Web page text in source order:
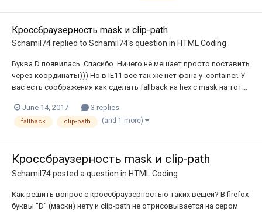
Кроссбраузерность mask и clip-path
Schamil74replied to Schamil74's question in HTML Coding
Буква D появилась. Спасибо. Ничего не мешает просто поставить
через координаты))) Но в IE11 все так же нет фона у .container. У
вас есть соображения как сделать fallback на hex с mask на тот...
June 14, 2017 3 replies
fallback clip-path (and 1 more)
Кроссбраузерность mask и clip-path
Schamil74posted a question in HTML Coding
Как решить вопрос с кроссбраузерностью таких вещей? В firefox
буквы "D" (маски) нету и clip-path не отрисовывается на сером